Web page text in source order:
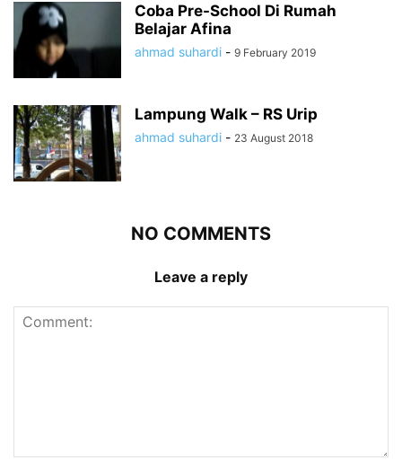
Coba Pre-School Di Rumah
Belajar Afina
ahmad suhardi - 9 February 2019
Lampung Walk – RS Urip
ahmad suhardi - 23 August 2018
NO COMMENTS
Leave a reply